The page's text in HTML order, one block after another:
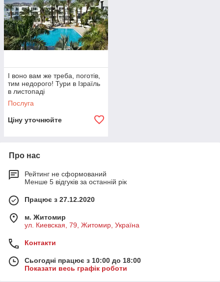
І воно вам же треба, поготів,
тим недорого! Тури в Ізраїль
в листопаді
Послуга
Ціну уточнюйте
Про нас
Рейтинг не сформований
Менше 5 відгуків за останній рік
Працює з 27.12.2020
м. Житомир
ул. Киевская, 79, Житомир, Україна
Контакти
Сьогодні працює з 10:00 до 18:00
Показати весь графік роботи